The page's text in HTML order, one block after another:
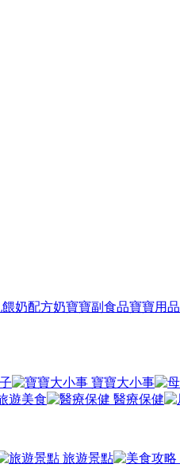
奶配方奶寶寶副食品寶寶用品
寶寶大小事
遊美食 醫療保健
旅遊景點